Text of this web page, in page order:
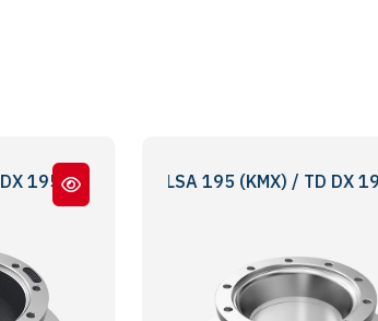
Lİ - WITH ABS
/ LM ELSA 195 (KMX) / TD DX 195